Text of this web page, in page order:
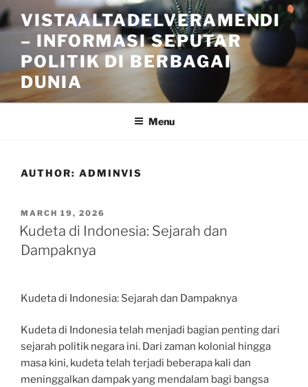
Skip
to
content
VISTAALTADELVERAMENDI
– INFORMASI SEPUTAR
POLITIK DI BERBAGAI
DUNIA
Menu
AUTHOR: ADMINVIS
POSTED
ON
MARCH 19, 2026
Kudeta di Indonesia: Sejarah dan
Dampaknya
Kudeta di Indonesia: Sejarah dan Dampaknya
Kudeta di Indonesia telah menjadi bagian penting dari
sejarah politik negara ini. Dari zaman kolonial hingga
masa kini, kudeta telah terjadi beberapa kali dan
meninggalkan dampak yang mendalam bagi bangsa